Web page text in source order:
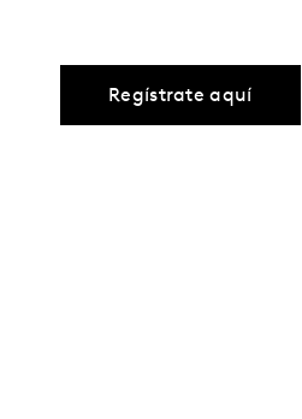
Regístrate aquí